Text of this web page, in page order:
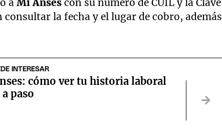
aMi Ansescon su número de CUIL y la Clave
consultar la fecha y el lugar de cobro, además
INTERESAR
cómo ver tu historia laboral
paso